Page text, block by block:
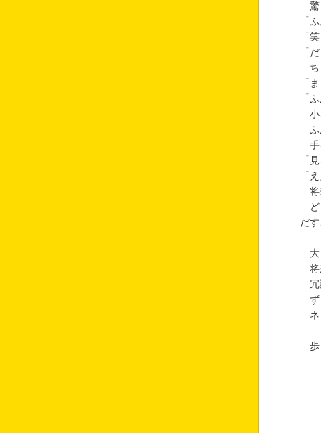
驚
「
「
「
ち
「
「
小
ふ
手
「
「
将
ど
だ
大
将
冗
ず
ネ
歩